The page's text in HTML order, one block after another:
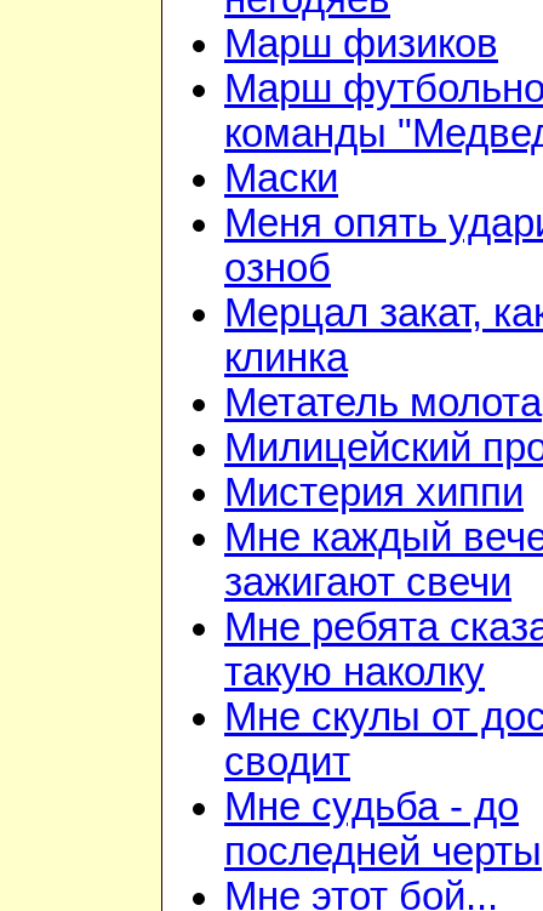
Марш физиков
Марш
команды
Маски
Меня опять
озноб
Мерцал закат,
клинка
Метатель молота
Милицейский
Мистерия хиппи
Мне каждый
зажигают свечи
Мне ребята
такую наколку
Мне скулы от
сводит
Мне судьба - до
последней черты
Мне этот бой...